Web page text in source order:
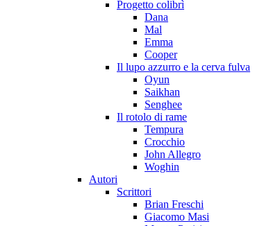
Progetto colibrì
Dana
Mal
Emma
Cooper
Il lupo azzurro e la cerva fulva
Oyun
Saikhan
Senghee
Il rotolo di rame
Tempura
Crocchio
John Allegro
Woghin
Autori
Scrittori
Brian Freschi
Giacomo Masi